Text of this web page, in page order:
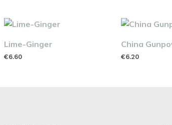
Lime-Ginger
€6.60
China
€6.20